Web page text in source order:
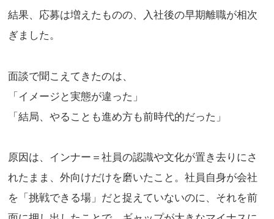
結果、応募は増えたものの、入社後の早期離職が相次
ぎました。
面談で聞こえてきたのは、
「イメージと実態が違った」
「結局、やることも進め方も前時代的だった」
原因は、インナー＝社員の認識や文化が置き去りにさ
れたまま、外向けだけを磨いたこと。社員自身が会社
を「挑戦できる場」だと捉えていないのに、それを前